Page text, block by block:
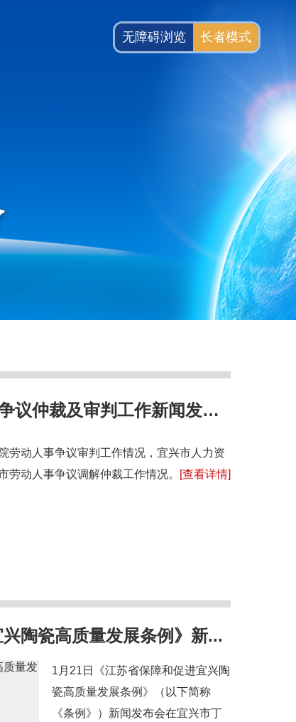
市法院、市人社局召开劳动人事争议仲裁及审判工作新闻发布...
劳动人事争议审判工作情况，宜兴市人力资
动人事争议调解仲裁工作情况。
[查看详情]
兴陶瓷高质量发展条例》新...
1月21日《江苏省保障和促进宜兴陶
瓷高质量发展条例》（以下简称
《条例》）新闻发布会在宜兴市丁
无障碍浏览 长者模式